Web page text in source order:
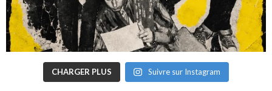
CHARGER PLUS Suivre sur Instagram